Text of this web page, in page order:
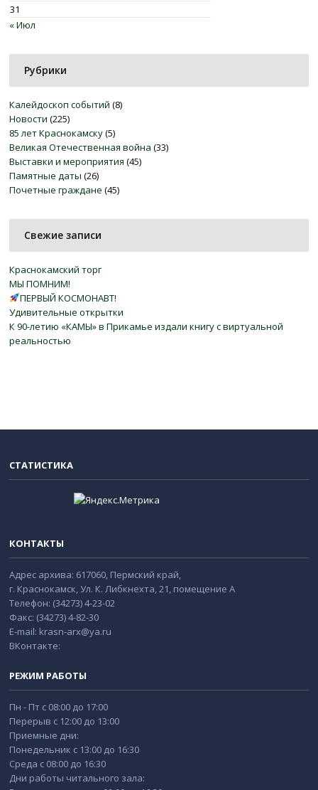
31
« Июл
Рубрики
Калейдоскоп событий (8)
Новости (225)
85 лет Краснокамску(5)
Великая Отечественная война (33)
Выставки и мероприятия (45)
Памятные даты (26)
Почетные граждане (45)
Свежие записи
Краснокамский торг
МЫ ПОМНИМ!
ПЕРВЫЙ КОСМОНАВТ!
Удивительные открытки
К 90-летию «КАМЫ» в Прикамье издали книгу с виртуальной
реальностью
СТАТИСТИКА
КОНТАКТЫ
Адрес архива: 617060, Пермский край,
г. Краснокамск, Ул. К. Либкнехта, 21, помещение А
Телефон: (34273) 4-23-02
Факс: (34273) 4-82-30
E-mail: krasn-arx@ya.ru
ВКонтакте:
РЕЖИМ РАБОТЫ
Пн - Пт с 08:00 до 17:00
Перерыв с 12:00 до 13:00
Приемные дни:
Понедельник с 13:00 до 16:30
Среда с 08:00 до 16:30
Дни работы читального зала: